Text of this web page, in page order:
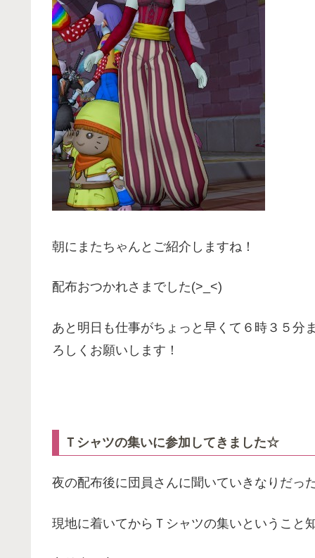
朝にまたちゃんとご紹介しますね！
配布おつかれさまでした(>_<)
あと明日も仕事がちょっと早くて６時３５分
ろしくお願いします！
Ｔシャツの集いに参加してきました☆
夜の配布後に団員さんに聞いていきなりだっ
現地に着いてからＴシャツの集いということ